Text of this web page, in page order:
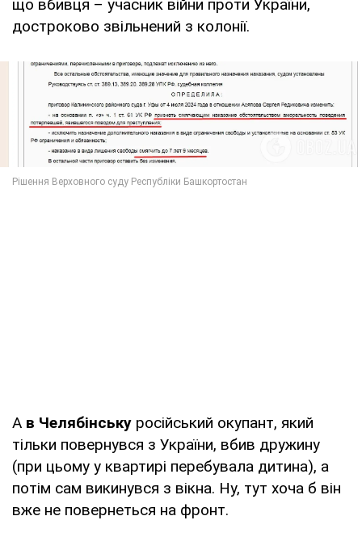
що вбивця – учасник війни проти України,
достроково звільнений з колонії.
А в Челябінську російський окупант, який
тільки повернувся з України, вбив дружину
(при цьому у квартирі перебувала дитина), а
потім сам викинувся з вікна. Ну, тут хоча б він
вже не повернеться на фронт.